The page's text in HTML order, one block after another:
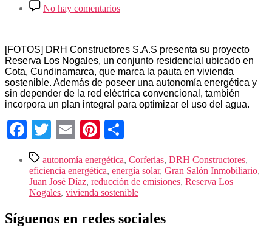
No hay comentarios
[FOTOS] DRH Constructores S.A.S presenta su proyecto
Reserva Los Nogales, un conjunto residencial ubicado en
Cota, Cundinamarca, que marca la pauta en vivienda
sostenible. Además de poseer una autonomía energética y
sin depender de la red eléctrica convencional, también
incorpora un plan integral para optimizar el uso del agua.
Facebook
Twitter
EmailPinterest
Etiquetas
autonomía energética, Corferias, DRH Constructores,
eficiencia energética, energía solar, Gran Salón Inmobiliario,
Juan José Díaz, reducción de emisiones, Reserva Los
Nogales, vivienda sostenible
Síguenos en redes sociales